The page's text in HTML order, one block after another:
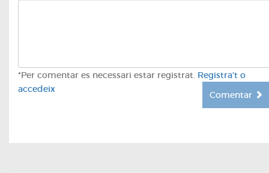
*Per comentar es necessari estar registrat. Registra't o
accedeix
Comentar